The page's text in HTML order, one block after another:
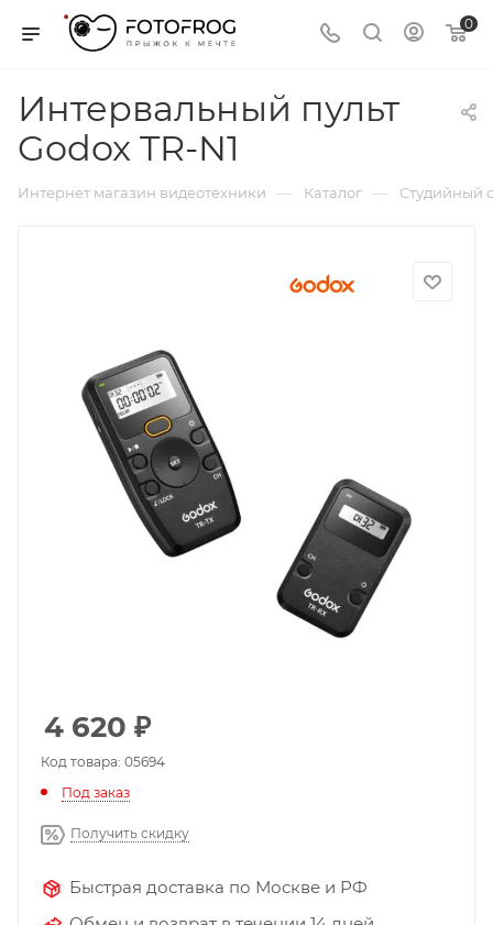
0
Интервальный пульт
Godox TR-N1
Интернет магазин видеотехники — Каталог — Студийный
4 620 ₽
Код товара: 05694
Под заказ
Получить скидку
Быстрая доставка по Москве и РФ